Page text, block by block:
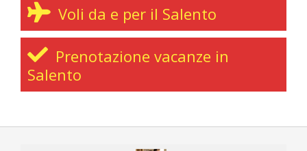
Voli da e per il Salento
Prenotazione vacanze in
Salento